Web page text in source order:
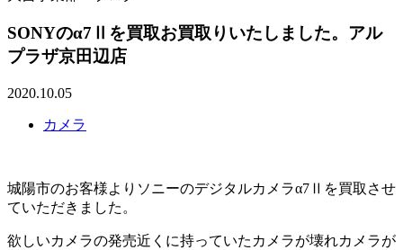
SONYのα7Ⅱを買取お買取りいたしました。アル
プラザ京田辺店
2020.10.05
カメラ
城陽市のお客様よりソニーのデジタルカメラα7Ⅱを買取させ
ていただきました。
欲しいカメラの発売近くに持っていたカメラが壊れカメラが